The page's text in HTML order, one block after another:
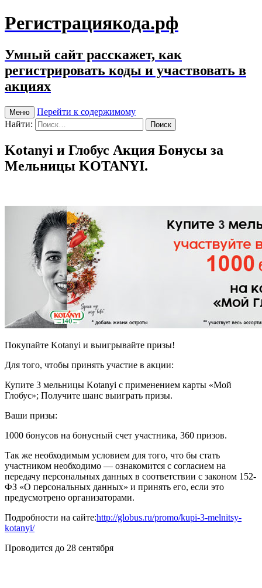
Регистрациякода.рф
Умный сайт расскажет, как
регистрировать коды и участвовать в
акциях
Меню
Перейти к содержимому
Найти:
Kotanyi и Глобус Акция Бонусы за
Мельницы KOTANYI.
Покупайте Kotanyi и выигрывайте призы!
Для того, чтобы принять участие в акции:
Купите 3 мельницы Kotanyi с применением карты «Мой
Глобус»; Получите шанс выиграть призы.
Ваши призы:
1000 бонусов на бонусный счет участника, 360 призов.
Так же необходимым условием для того, что бы стать
участником необходимо — ознакомится с согласием на
передачу персональных данных в соответствии с законом 152-
ФЗ «О персональных данных» и принять его, если это
предусмотрено организаторами.
Подробности на сайте:http://globus.ru/promo/kupi-3-melnitsy-
kotanyi/
Проводится до 28 сентября